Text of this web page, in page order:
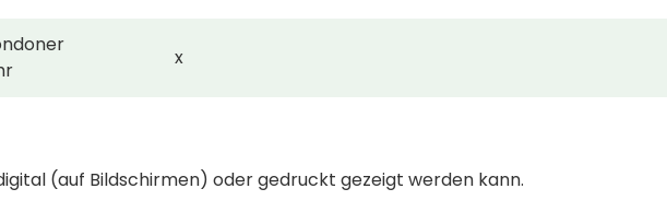
x
(auf Bildschirmen) oder gedruckt gezeigt werden kann.